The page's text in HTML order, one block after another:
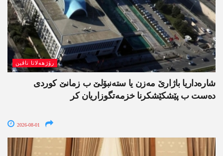
رۆژھەلاتا ناڤین
شارەداریا باژارێ مەزن یا ستەنبۆلێ ب زمانێ کوردی
دەست ب پێشکێشکرنا خزمەتگوزاریان کر
2026-08-01